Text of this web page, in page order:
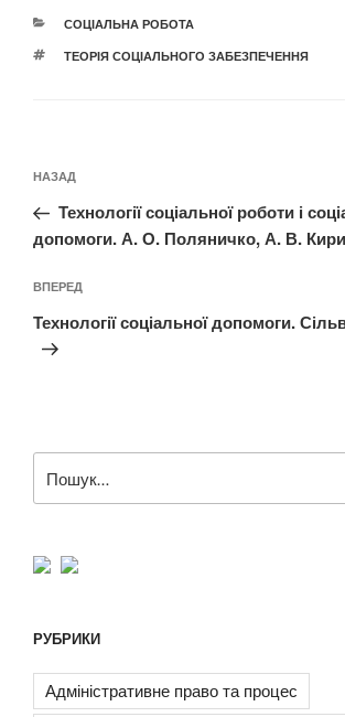
КАТЕГОРІЇ
СОЦІАЛЬНА РОБОТА
ПОЗНАЧКИ
ТЕОРІЯ СОЦІАЛЬНОГО ЗАБЕЗПЕЧЕННЯ
записів
Попередній
запис:
НАЗАД
Технології соціальної роботи і
допомоги. А. О. Поляничко, А. В.
Наступний
запис
ВПЕРЕД
Технології соціальної допомоги.
за
РУБРИКИ
Адміністративне право та процес